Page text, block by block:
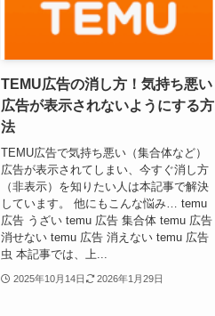
TEMU広告の消し方！気持ち悪い
広告が表示されないようにする方
法
TEMU広告で気持ち悪い（集合体など）
広告が表示されてしまい、今すぐ消し方
（非表示）を知りたい人は本記事で解決
しています。 他にもこんな悩み… temu
広告 うざい temu 広告 集合体 temu 広告
消せない temu 広告 消えない temu 広告
虫 本記事では、上...
2025年10月14日 2026年1月29日